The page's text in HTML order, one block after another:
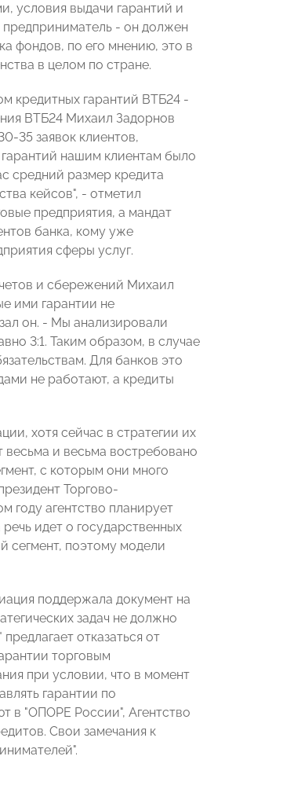
условия выдачи гарантий и
предприниматель - он должен
фондов, по его мнению, это в
в целом по стране.
кредитных гарантий ВТБ24 -
ВТБ24 Михаил Задорнов
35 заявок клиентов,
нашим клиентам было
средний размер кредита
кейсов", - отметил
предприятия, а мандат
банка, кому уже
сферы услуг.
и сбережений Михаил
ими гарантии не
он. - Мы анализировали
3:1. Таким образом, в случае
Для банков это
не работают, а кредиты
хотя сейчас в стратегии их
и весьма востребовано
с которым они много
Торгово-
агентство планирует
идет о государственных
сегмент, поэтому модели
поддержала документ на
задач не должно
отказаться от
торговым
при условии, что в момент
гарантии по
в "ОПОРЕ России", Агентство
Свои замечания к